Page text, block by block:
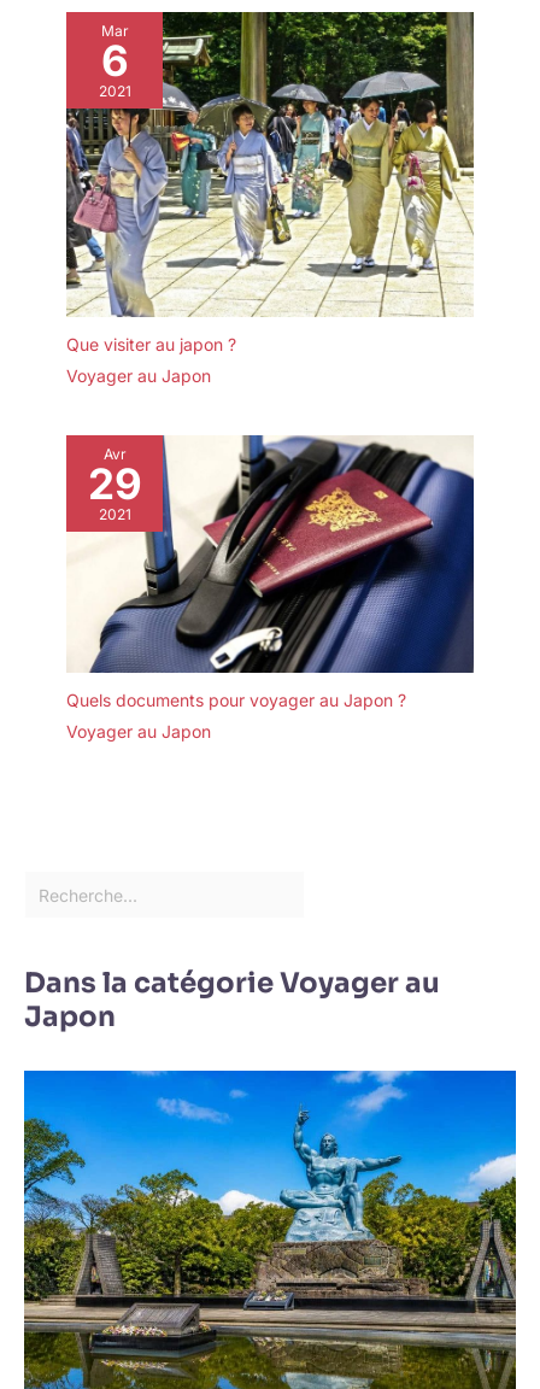
Mar
6
2021
Que visiter au japon ?
Voyager au Japon
Avr
29
2021
Quels documents pour voyager au Japon ?
Voyager au Japon
Dans la catégorie Voyager au
Japon